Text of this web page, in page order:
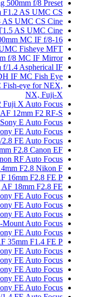
500mm f/8 Preset
F1.2 AS UMC CS
AS UMC CS Cine
AS UMC Cine
MC IF f/8-16
Fisheye MFT
f/8 MC IF Mirror
f/1.4 Aspherical IF
IF MC Fish Eye
Fish-eye for NEX,
NX, Fuji-X
Fuji X Auto Focus
12mm F2 RF-S
E Auto Focus
FE Auto Focus
FE Auto Focus
F2.8 Canon EF
RF Auto Focus
F2.8 Nikon F
16mm F2.8 FE P
AF 18mm F2.8 FE
FE Auto Focus
FE Auto Focus
FE Auto Focus
Mount Auto Focus
FE Auto Focus
35mm F1.4 FE P
FE Auto Focus
FE Auto Focus
FE Auto Focus
FE Auto Focus
FE Auto Focus